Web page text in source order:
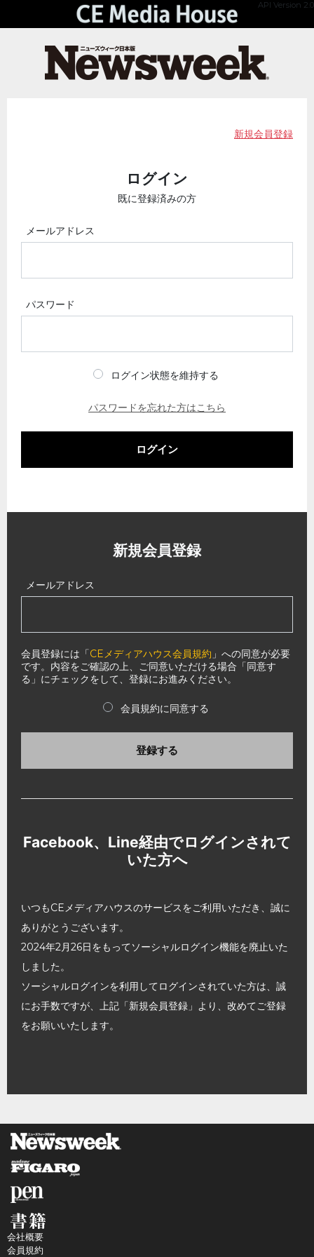
API Version 2.0
新規会員登録
ログイン
既に登録済みの方
メールアドレス
パスワード
ログイン状態を維持する
パスワードを忘れた方はこちら
ログイン
新規会員登録
メールアドレス
会員登録には「CEメディアハウス会員規約 」への同意が必要
です。内容をご確認の上、ご同意いただける場合「同意す
る」にチェックをして、登録にお進みください。
会員規約に同意する
登録する
Facebook、Line経由でログインされて
いた方へ
いつもCEメディアハウスのサービスをご利用いただき、誠に
ありがとうございます。
2024年2月26日をもってソーシャルログイン機能を廃止いた
しました。
ソーシャルログインを利用してログインされていた方は、誠
にお手数ですが、上記「新規会員登録」より、改めてご登録
をお願いいたします。
会社概要
会員規約